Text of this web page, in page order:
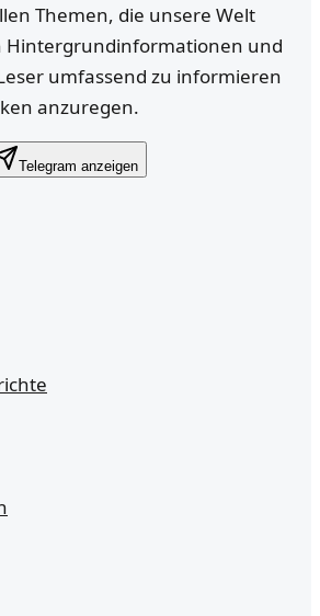
Themen, die unsere Welt
Hintergrundinformationen und
umfassend zu informieren
anzuregen.
Telegram anzeigen